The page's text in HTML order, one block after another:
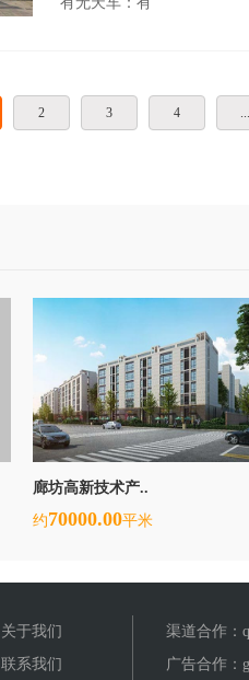
2 3 4 ...
廊坊高新技术产..
约70000.00平米
关于我们
联系我们
渠道合作：
广告合作：